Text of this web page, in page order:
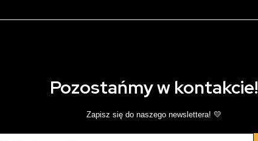
Pozostańmy w kontakcie!
Zapisz się do naszego newslettera! 💛